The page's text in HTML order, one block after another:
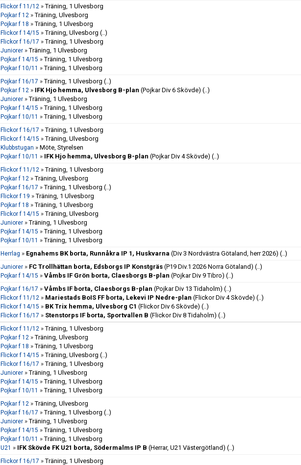
Flickor f 11/12 »Träning, 1 Ulvesborg
Pojkar f 12 »Träning, Ulvesborg
Pojkar f 18 »Träning, 1 Ulvesborg
Flickor f 14/15 »Träning, Ulvesborg (..)
Flickor f 16/17 »Träning, 1 Ulvesborg
Juniorer »Träning, 1 Ulvesborg
Pojkar f 14/15 »Träning, 1 Ulvesborg
Pojkar f 10/11 »Träning, 1 Ulvesborg
Pojkar f 16/17 »Träning, 1 Ulvesborg (..)
Pojkar f 12 » IFK Hjo hemma, Ulvesborg B-plan (Pojkar Div 6 Skövde) (..)
Juniorer »Träning, 1 Ulvesborg
Pojkar f 14/15 »Träning, 1 Ulvesborg
Pojkar f 10/11 »Träning, 1 Ulvesborg
Flickor f 16/17 »Träning, 1 Ulvesborg
Flickor f 14/15 »Träning, Ulvesborg
Klubbstugan » Möte, Styrelsen
Pojkar f 10/11 » IFK Hjo hemma, Ulvesborg B-plan (Pojkar Div 4 Skövde) (..)
Flickor f 11/12 »Träning, 1 Ulvesborg
Pojkar f 12 »Träning, Ulvesborg
Pojkar f 16/17 »Träning, 1 Ulvesborg (..)
Flickor f 19 »Träning, 1 Ulvesborg
Pojkar f 18 »Träning, 1 Ulvesborg
Flickor f 14/15 »Träning, Ulvesborg
Juniorer »Träning, 1 Ulvesborg
Pojkar f 14/15 »Träning, 1 Ulvesborg
Pojkar f 10/11 »Träning, 1 Ulvesborg
Herrlag » Egnahems BK borta, Runnåkra IP 1, Huskvarna (Div 3 Nordvästra Götaland, herr 2026) (..)
Juniorer » FC Trollhättan borta, Edsborgs IP Konstgräs (P19 Div.1 2026 Norra Götaland) (..)
Pojkar f 14/15 » Våmbs IF Grön borta, Claesborgs B-plan (Pojkar Div 9 Tibro) (..)
Pojkar f 16/17 » Våmbs IF borta, Claesborgs B-plan (Pojkar Div 13 Tidaholm) (..)
Flickor f 11/12 » Mariestads BoIS FF borta, Lekevi IP Nedre-plan (Flickor Div 4 Skövde) (..)
Flickor f 14/15 » BK Trix hemma, Ulvesborg C1 (Flickor Div 6 Skövde) (..)
Flickor f 16/17 » Stenstorps IF borta, Sportvallen B (Flickor Div 8 Tidaholm) (..)
Flickor f 11/12 »Träning, 1 Ulvesborg
Pojkar f 12 »Träning, Ulvesborg
Pojkar f 18 »Träning, 1 Ulvesborg
Flickor f 14/15 »Träning, Ulvesborg (..)
Flickor f 16/17 »Träning, 1 Ulvesborg
Juniorer »Träning, 1 Ulvesborg
Pojkar f 14/15 »Träning, 1 Ulvesborg
Pojkar f 10/11 »Träning, 1 Ulvesborg
Pojkar f 12 »Träning, Ulvesborg
Pojkar f 16/17 »Träning, 1 Ulvesborg (..)
Juniorer »Träning, 1 Ulvesborg
Pojkar f 14/15 »Träning, 1 Ulvesborg
Pojkar f 10/11 »Träning, 1 Ulvesborg
U21 » IFK Skövde FK U21 borta, Södermalms IP B (Herrar, U21 Västergötland) (..)
Flickor f 16/17 »Träning, 1 Ulvesborg